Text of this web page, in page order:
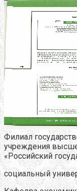
Филиал
учреждения
«Российский
социальный